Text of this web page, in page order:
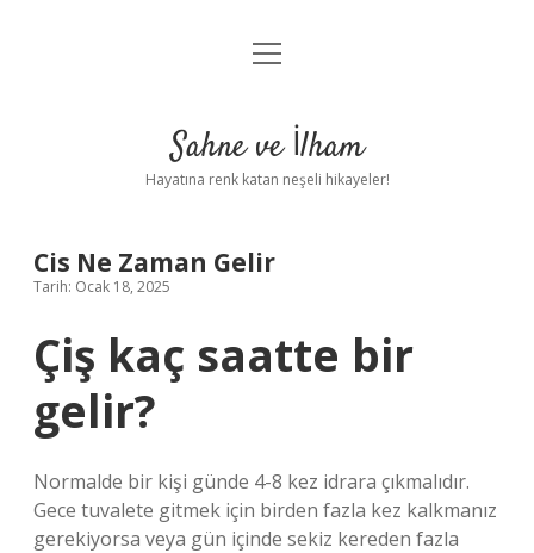
Anasayfa
Yasal Uyarı
menüyü
Sahne ve İlham
Hayatına renk katan neşeli hikayeler!
Cis Ne Zaman Gelir
Tarih: Ocak 18, 2025
Çiş kaç saatte bir
gelir?
Normalde bir kişi günde 4-8 kez idrara çıkmalıdır.
Gece tuvalete gitmek için birden fazla kez kalkmanız
gerekiyorsa veya gün içinde sekiz kereden fazla